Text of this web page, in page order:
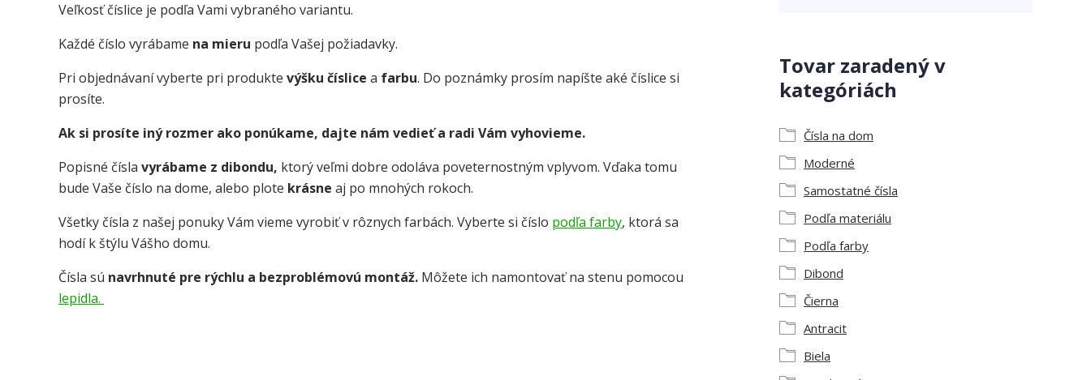
Veľkosť číslice je podľa Vami vybraného variantu.
Každé číslo vyrábame na mieru podľa Vašej požiadavky.
Pri objednávaní vyberte pri produkte výšku číslice a farbu. Do poznámky prosím napíšte aké číslice si
prosíte.
Ak si prosíte iný rozmer ako ponúkame, dajte nám vedieť a radi Vám vyhovieme.
Popisné čísla vyrábame z dibondu, ktorý veľmi dobre odoláva poveternostným vplyvom. Vďaka tomu
bude Vaše číslo na dome, alebo plote krásne aj po mnohých rokoch.
Všetky čísla z našej ponuky Vám vieme vyrobiť v rôznych farbách. Vyberte si číslo podľa farby, ktorá sa
hodí k štýlu Vášho domu.
Čísla sú navrhnuté pre rýchlu a bezproblémovú montáž. Môžete ich namontovať na stenu pomocou
lepidla.
Tovar zaradený v
kategóriách
Čísla na dom
Moderné
Samostatné čísla
Podľa materiálu
Podľa farby
Dibond
Čierna
Antracit
Biela